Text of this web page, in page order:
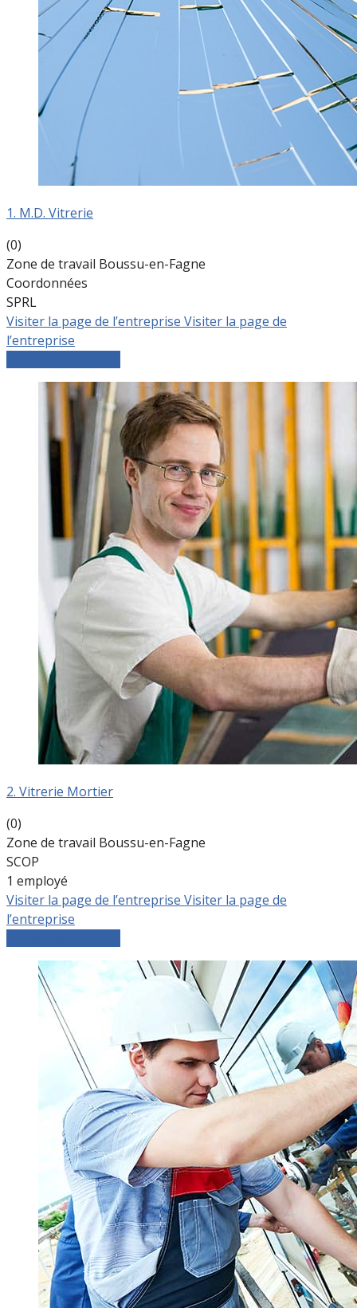
1. M.D. Vitrerie
(0)
Zone de travail Boussu-en-Fagne
Coordonnées
SPRL
Visiter la page de l’entreprise Visiter la page de
l’entreprise
2. Vitrerie Mortier
(0)
Zone de travail Boussu-en-Fagne
SCOP
1 employé
Visiter la page de l’entreprise Visiter la page de
l’entreprise